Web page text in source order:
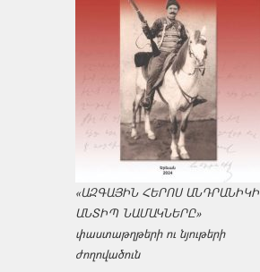
«ԱԶԳԱՅԻՆ ՀԵՐՈՍ ԱՆԴՐԱՆԻԿԻ
ԱՆՏԻՊ ՆԱՄԱԿՆԵՐԸ»
փաստաթղթերի ու նյութերի
ժողովածուն